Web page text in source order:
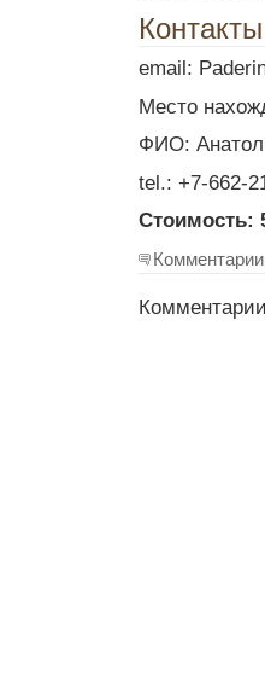
Контакты
email:
Место
ФИО:
tel.: +7-662-
Стоимость: